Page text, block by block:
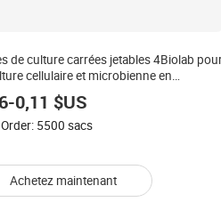
de culture carrées jetables 4Biolab
cellulaire et microbienne en
boîtes de culture bactériennes
en plastique
0,11 $US
5500 sacs
Achetez maintenant